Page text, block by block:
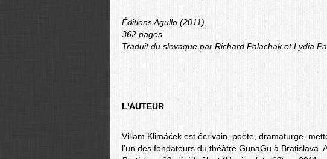
Éditions Agullo (2011)
362 pages
Traduit du slovaque par Richard Palachak et Lydia
L'AUTEUR
Viliam Klimáček est écrivain, poète, dramaturge,
l'un des fondateurs du théâtre GunaGu à Bratislava.